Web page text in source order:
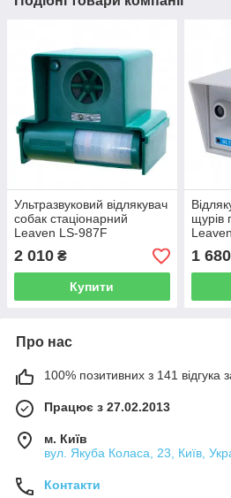
Ультразвуковий відлякувач
собак стаціонарний
Leaven LS-987F
2 010 ₴
Купити
щурів
1 680
Про нас
100% позитивних з 141 відгука
Працює з 27.02.2013
м. Київ
вул. Якуба Коласа, 23, Київ,
Контакти